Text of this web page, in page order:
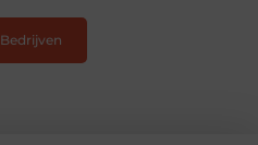
Bedrijven